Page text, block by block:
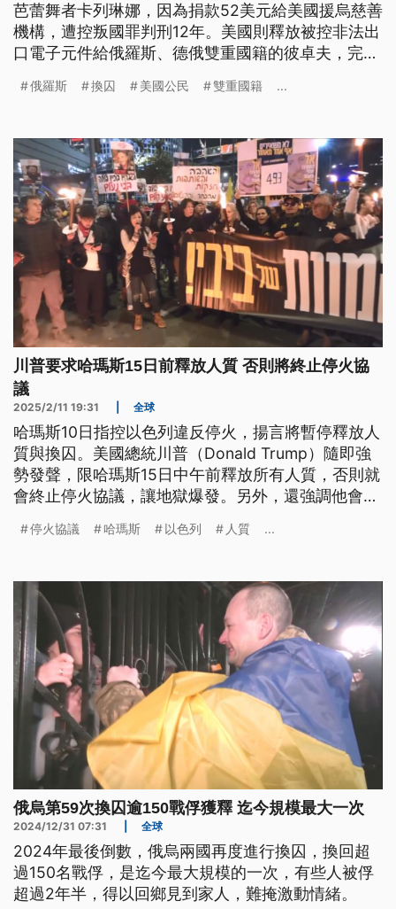
芭蕾舞者卡列琳娜，因為捐款52美元給美國援烏慈善
機構，遭控叛國罪判刑12年。美國則釋放被控非法出
口電子元件給俄羅斯、德俄雙重國籍的彼卓夫，完成
俄羅斯 換囚 美國公民 雙重國籍 ...
川普要求哈瑪斯15日前釋放人質 否則將終止停火協
議
2025/2/11 19:31 全球
哈瑪斯10日指控以色列違反停火，揚言將暫停釋放人
質與換囚。美國總統川普（Donald Trump）隨即強
勢發聲，限哈瑪斯15日中午前釋放所有人質，否則就
會終止停火協議，讓地獄爆發。另外，還強調他會像
有權利回歸。
停火協議 哈瑪斯 以色列 人質 ...
俄烏第59次換囚逾150戰俘獲釋 迄今規模最大一次
2024/12/31 07:31 全球
2024年最後倒數，俄烏兩國再度進行換囚，換回超
過150名戰俘，是迄今最大規模的一次，有些人被俘
超過2年半，得以回鄉見到家人，難掩激動情緒。